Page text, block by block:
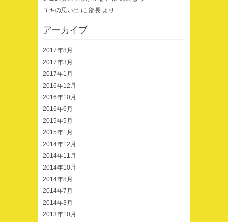
ユキの思い出 に 部長 より
アーカイブ
2017年8月
2017年3月
2017年1月
2016年12月
2016年10月
2016年6月
2015年5月
2015年1月
2014年12月
2014年11月
2014年10月
2014年8月
2014年7月
2014年3月
2013年10月